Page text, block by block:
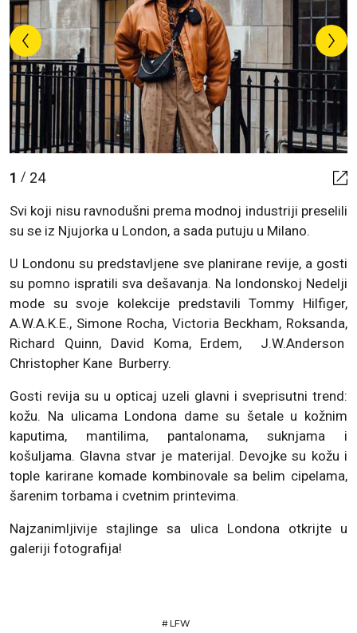
1 / 24
Svi koji nisu ravnodušni prema modnoj industriji preselili
su se iz Njujorka u London, a sada putuju u Milano.
U Londonu su predstavljene sve planirane revije, a gosti
su pomno ispratili sva dešavanja. Na londonskoj Nedelji
mode su svoje kolekcije predstavili Tommy Hilfiger,
A.W.A.K.E., Simone Rocha, Victoria Beckham, Roksanda,
Richard Quinn, David Koma, Erdem, J.W.Anderson
Christopher Kane Burberry.
Gosti revija su u opticaj uzeli glavni i sveprisutni trend:
kožu. Na ulicama Londona dame su šetale u kožnim
kaputima, mantilima, pantalonama, suknjama i
košuljama. Glavna stvar je materijal. Devojke su kožu i
tople karirane komade kombinovale sa belim cipelama,
šarenim torbama i cvetnim printevima.
Najzanimljivije stajlinge sa ulica Londona otkrijte u
galeriji fotografija!
#LFW